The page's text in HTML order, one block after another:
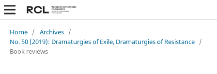
Home / Archives /
No. 50 (2019): Dramaturgies of Exile, Dramaturgies of Resistance /
Book reviews